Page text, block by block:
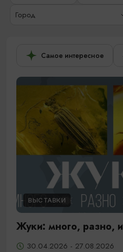
Город
Самое интересное
ВЫСТАВКИ
Жуки: много, разно,
30.04.2026 - 27.08.2026